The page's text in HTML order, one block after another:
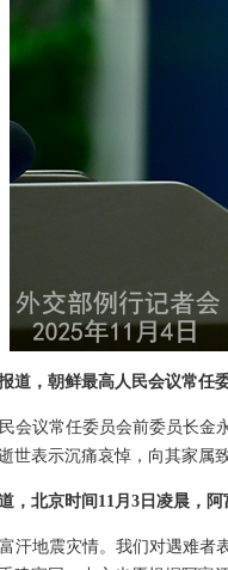
道，朝鲜最高人民会议常任
会议常任委员会前委员长金
世表示沉痛哀悼，向其家属
，北京时间11月3日凌晨，
汗地震灾情。我们对遇难者